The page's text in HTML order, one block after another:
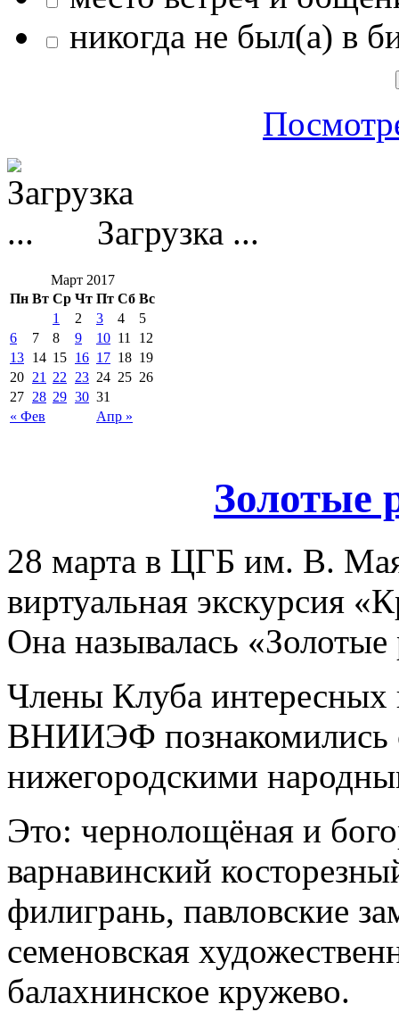
никогда не был(а) в
Загрузка ...
Март 2017
Пн Вт Ср Чт Пт Сб Вс
« Фев Апр »
1 2 3 4
5
6
7 8 9 10 11
12
13 14 15 16 17 18 19
20 21 22 23 24 25 26
27 28 29 30 31
Золотые
28 марта в ЦГБ им. В.
виртуальная экскурсия
Она называлась
Члены Клуба
ВНИИЭФ познакомились
нижегородскими
Это: чернолощёная и
варнавинский
филигрань, павловские
семеновская
балахнинское кружево.